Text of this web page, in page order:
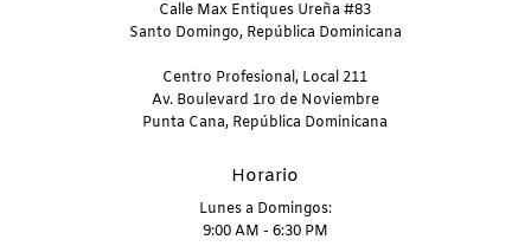
Calle Max Entiques Ureña #83
Santo Domingo, República Dominicana
Centro Profesional, Local 211
Av. Boulevard 1ro de Noviembre
Punta Cana, República Dominicana
Horario
Lunes a Domingos:
9:00 AM - 6:30 PM